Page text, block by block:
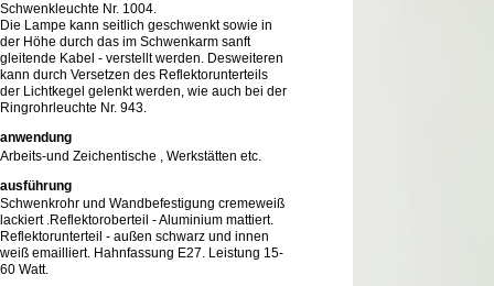
Schwenkleuchte Nr. 1004.
Die Lampe kann seitlich geschwenkt sowie in
der Höhe durch das im Schwenkarm sanft
gleitende Kabel - verstellt werden. Desweiteren
kann durch Versetzen des Reflektorunterteils
der Lichtkegel gelenkt werden, wie auch bei der
Ringrohrleuchte Nr. 943.
anwendung
Arbeits-und Zeichentische , Werkstätten etc.
ausführung
Schwenkrohr und Wandbefestigung cremeweiß
lackiert .Reflektoroberteil - Aluminium mattiert.
Reflektorunterteil - außen schwarz und innen
weiß emailliert. Hahnfassung E27. Leistung 15-
60 Watt.